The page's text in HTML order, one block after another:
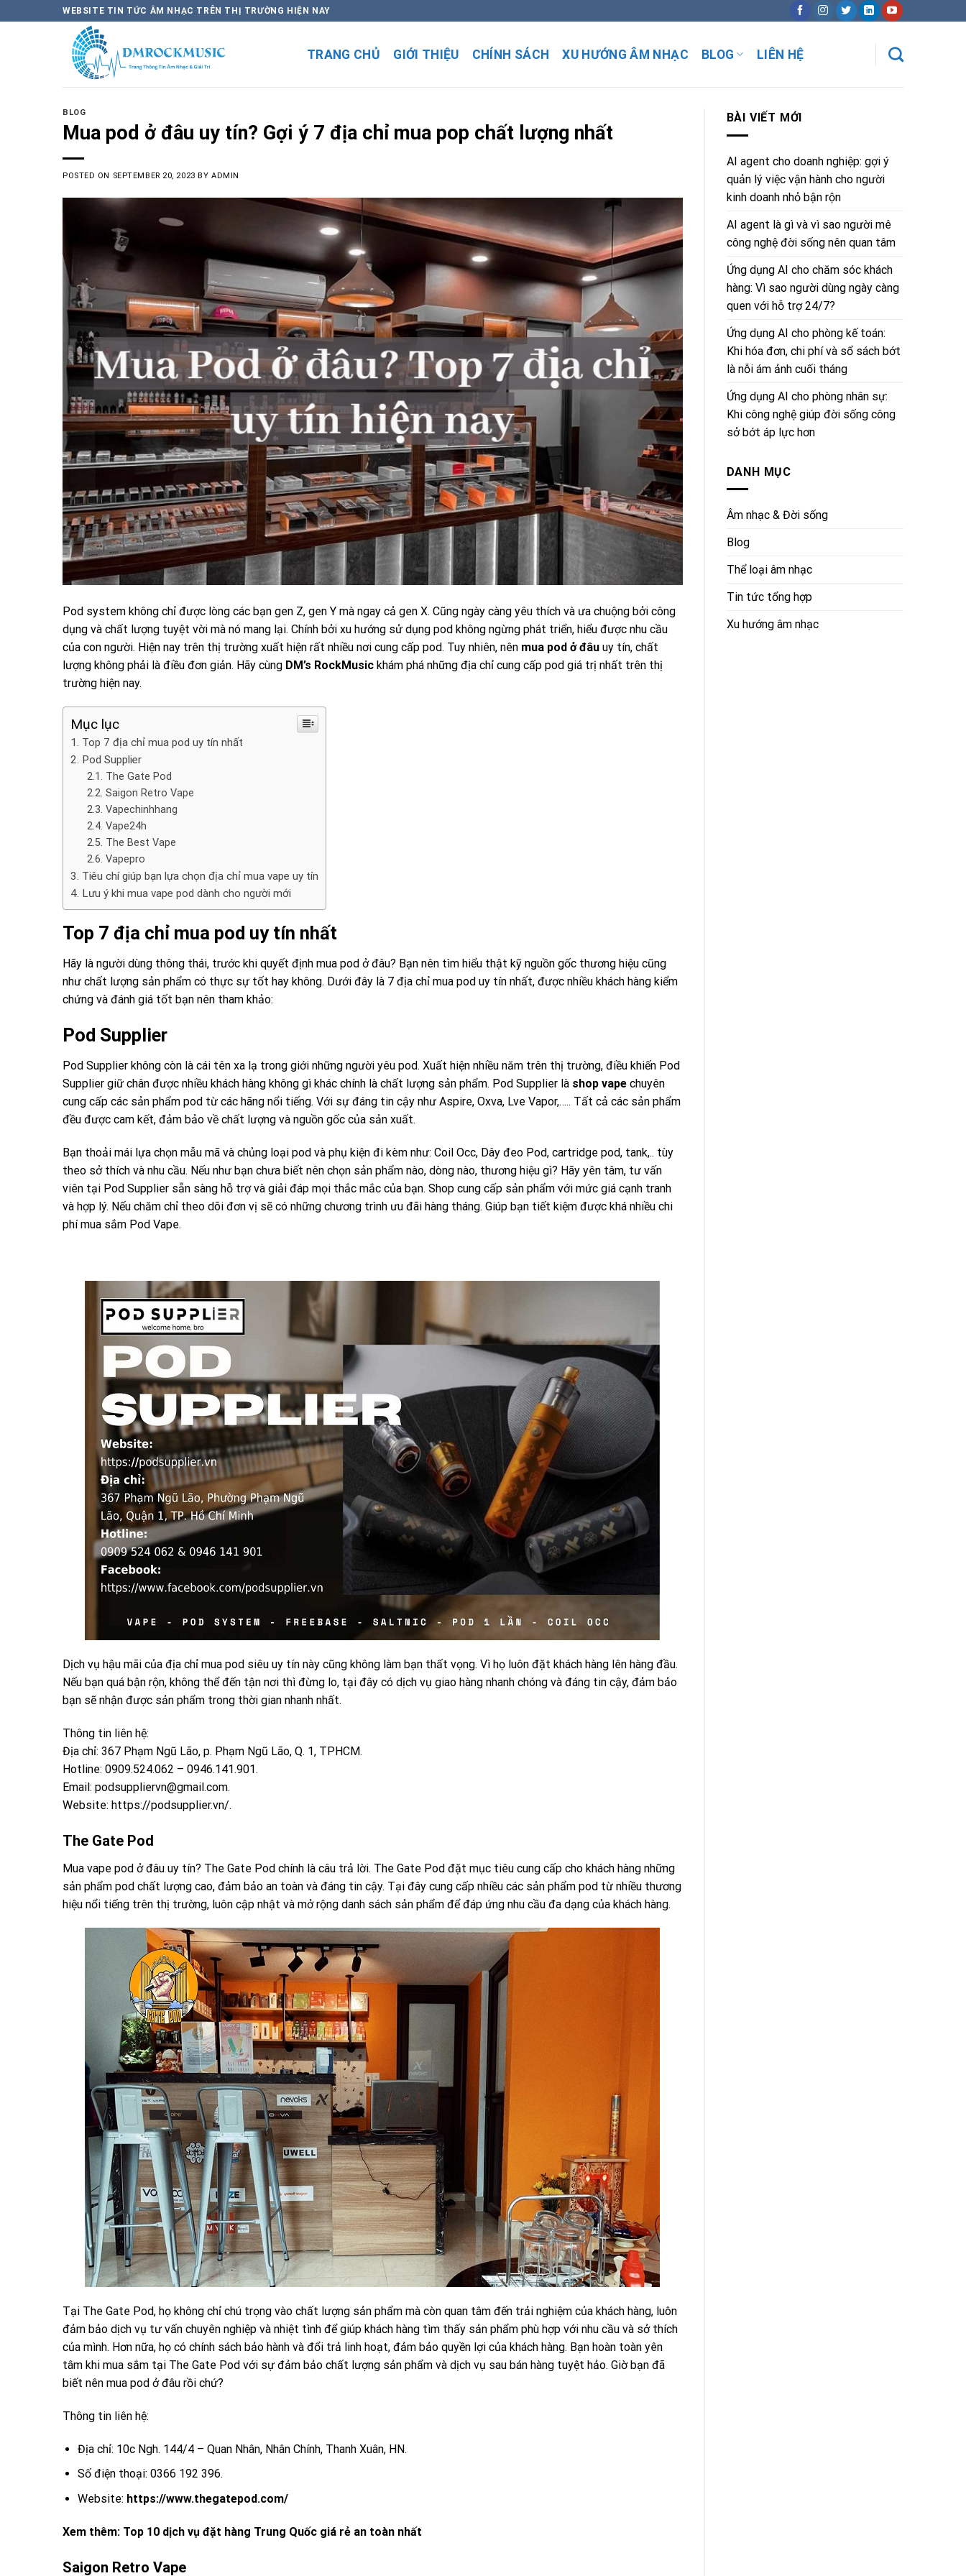
WEBSITE TIN TỨC ÂM NHẠC TRÊN THỊ TRƯỜNG HIỆN NAY
TRANG CHỦ GIỚI THIỆU CHÍNH SÁCH XU HƯỚNG ÂM NHẠC BLOG LIÊN HỆ
BLOG
Mua pod ở đâu uy tín? Gợi ý 7 địa chỉ mua pop chất lượng nhất
POSTED ON SEPTEMBER 20, 2023 BY ADMIN
Pod system không chỉ được lòng các bạn gen Z, gen Y mà ngay cả gen X. Cũng ngày càng yêu thích và ưa chuộng bởi công
dụng và chất lượng tuyệt vời mà nó mang lại. Chính bởi xu hướng sử dụng pod không ngừng phát triển, hiểu được nhu cầu
của con người. Hiện nay trên thị trường xuất hiện rất nhiều nơi cung cấp pod. Tuy nhiên, nên mua pod ở đâu uy tín, chất
lượng không phải là điều đơn giản. Hãy cùng DM’s RockMusic khám phá những địa chỉ cung cấp pod giá trị nhất trên thị
trường hiện nay.
Mục lục
Top 7 địa chỉ mua pod uy tín nhất
Pod Supplier
The Gate Pod
Saigon Retro Vape
Vapechinhhang
Vape24h
The Best Vape
Vapepro
Tiêu chí giúp bạn lựa chọn địa chỉ mua vape uy tín
Lưu ý khi mua vape pod dành cho người mới
Top 7 địa chỉ mua pod uy tín nhất
Hãy là người dùng thông thái, trước khi quyết định mua pod ở đâu? Bạn nên tìm hiểu thật kỹ nguồn gốc thương hiệu cũng
như chất lượng sản phẩm có thực sự tốt hay không. Dưới đây là 7 địa chỉ mua pod uy tín nhất, được nhiều khách hàng kiểm
chứng và đánh giá tốt bạn nên tham khảo:
Pod Supplier
Pod Supplier không còn là cái tên xa lạ trong giới những người yêu pod. Xuất hiện nhiều năm trên thị trường, điều khiến Pod
Supplier giữ chân được nhiều khách hàng không gì khác chính là chất lượng sản phẩm. Pod Supplier là shop vape chuyên
cung cấp các sản phẩm pod từ các hãng nổi tiếng. Với sự đáng tin cậy như Aspire, Oxva, Lve Vapor,….. Tất cả các sản phẩm
đều được cam kết, đảm bảo về chất lượng và nguồn gốc của sản xuất.
Bạn thoải mái lựa chọn mẫu mã và chủng loại pod và phụ kiện đi kèm như: Coil Occ, Dây đeo Pod, cartridge pod, tank,.. tùy
theo sở thích và nhu cầu. Nếu như bạn chưa biết nên chọn sản phẩm nào, dòng nào, thương hiệu gì? Hãy yên tâm, tư vấn
viên tại Pod Supplier sẵn sàng hỗ trợ và giải đáp mọi thắc mắc của bạn. Shop cung cấp sản phẩm với mức giá cạnh tranh
và hợp lý. Nếu chăm chỉ theo dõi đơn vị sẽ có những chương trình ưu đãi hàng tháng. Giúp bạn tiết kiệm được khá nhiều chi
phí mua sắm Pod Vape.
Dịch vụ hậu mãi của địa chỉ mua pod siêu uy tín này cũng không làm bạn thất vọng. Vì họ luôn đặt khách hàng lên hàng đầu.
Nếu bạn quá bận rộn, không thể đến tận nơi thì đừng lo, tại đây có dịch vụ giao hàng nhanh chóng và đáng tin cậy, đảm bảo
bạn sẽ nhận được sản phẩm trong thời gian nhanh nhất.
Thông tin liên hệ:
Địa chỉ: 367 Phạm Ngũ Lão, p. Phạm Ngũ Lão, Q. 1, TPHCM.
Hotline: 0909.524.062 – 0946.141.901.
Email: podsuppliervn@gmail.com.
Website: https://podsupplier.vn/.
The Gate Pod
Mua vape pod ở đâu uy tín? The Gate Pod chính là câu trả lời. The Gate Pod đặt mục tiêu cung cấp cho khách hàng những
sản phẩm pod chất lượng cao, đảm bảo an toàn và đáng tin cậy. Tại đây cung cấp nhiều các sản phẩm pod từ nhiều thương
hiệu nổi tiếng trên thị trường, luôn cập nhật và mở rộng danh sách sản phẩm để đáp ứng nhu cầu đa dạng của khách hàng.
Tại The Gate Pod, họ không chỉ chú trọng vào chất lượng sản phẩm mà còn quan tâm đến trải nghiệm của khách hàng, luôn
đảm bảo dịch vụ tư vấn chuyên nghiệp và nhiệt tình để giúp khách hàng tìm thấy sản phẩm phù hợp với nhu cầu và sở thích
của mình. Hơn nữa, họ có chính sách bảo hành và đổi trả linh hoạt, đảm bảo quyền lợi của khách hàng. Bạn hoàn toàn yên
tâm khi mua sắm tại The Gate Pod với sự đảm bảo chất lượng sản phẩm và dịch vụ sau bán hàng tuyệt hảo. Giờ bạn đã
biết nên mua pod ở đâu rồi chứ?
Thông tin liên hệ:
Địa chỉ: 10c Ngh. 144/4 – Quan Nhân, Nhân Chính, Thanh Xuân, HN.
Số điện thoại: 0366 192 396.
Website: https://www.thegatepod.com/
Xem thêm: Top 10 dịch vụ đặt hàng Trung Quốc giá rẻ an toàn nhất
Saigon Retro Vape
BÀI VIẾT MỚI
AI agent cho doanh nghiệp: gợi ý
quản lý việc vận hành cho người
kinh doanh nhỏ bận rộn
AI agent là gì và vì sao người mê
công nghệ đời sống nên quan tâm
Ứng dụng AI cho chăm sóc khách
hàng: Vì sao người dùng ngày càng
quen với hỗ trợ 24/7?
Ứng dụng AI cho phòng kế toán:
Khi hóa đơn, chi phí và sổ sách bớt
là nỗi ám ảnh cuối tháng
Ứng dụng AI cho phòng nhân sự:
Khi công nghệ giúp đời sống công
sở bớt áp lực hơn
DANH MỤC
Âm nhạc & Đời sống
Blog
Thể loại âm nhạc
Tin tức tổng hợp
Xu hướng âm nhạc